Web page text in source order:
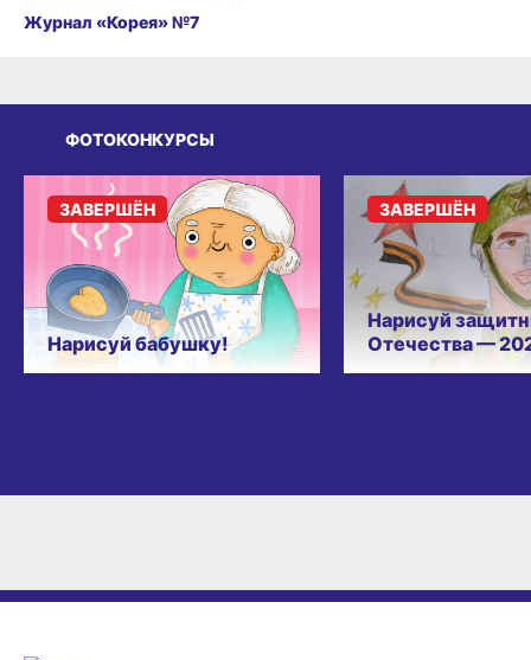
Журнал «Корея» №7
ФОТОКОНКУРСЫ
Нарисуй бабушку!
ЗАВЕРШЁН
Нарисуй
Отечества —
ЗАВЕРШЁН